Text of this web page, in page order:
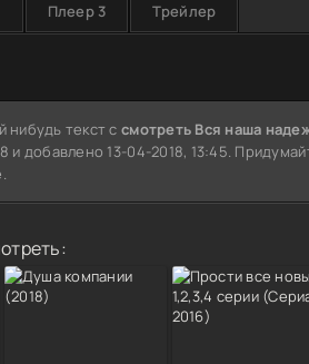
Плеер 3 Трейлер
нибудь текст ссмотреть Вся наша
и добавлено 13-04-2018, 13:45.